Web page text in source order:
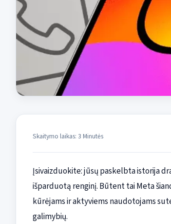
Skaitymo laikas: 3 Minutės
Įsivaizduokite: jūsų paskelbta istorija
išparduotą renginį. Būtent tai Meta
kūrėjams ir aktyviems naudotojams
galimybių.